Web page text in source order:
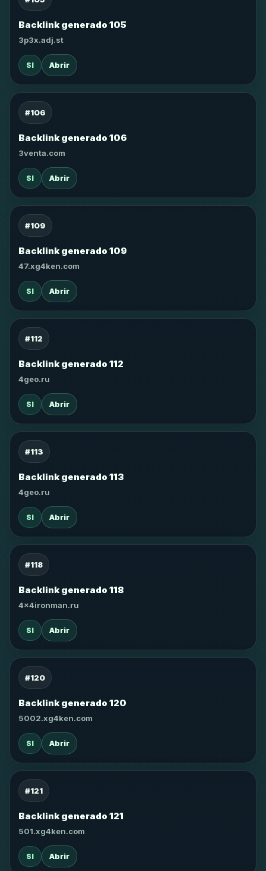
Backlink generado 105
3p3x.adj.st
SI Abrir
#106
Backlink generado 106
3venta.com
SI Abrir
#109
Backlink generado 109
47.xg4ken.com
SI Abrir
#112
Backlink generado 112
4geo.ru
SI Abrir
#113
Backlink generado 113
4geo.ru
SI Abrir
#118
Backlink generado 118
4x4ironman.ru
SI Abrir
#120
Backlink generado 120
5002.xg4ken.com
SI Abrir
#121
Backlink generado 121
501.xg4ken.com
SI Abrir